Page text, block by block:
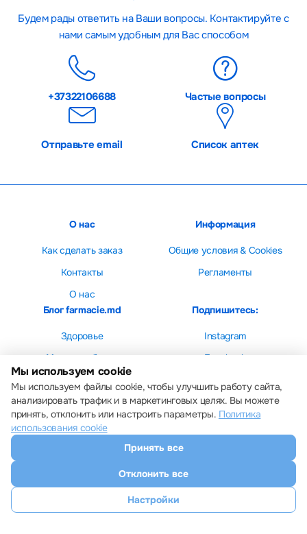
Будем рады ответить на Ваши вопросы. Контактируйте с
нами самым удобным для Вас способом
+37322106688 Частые вопросы
Отправьте email Список аптек
О нас
Как сделать заказ
Контакты
О нас
Информация
Общие условия & Cookies
Регламенты
Блог farmacie.md
Здоровье
Мама и ребенок
Красота
Подпишитесь:
Instagram
Facebook
Все права защищены © 2013 – 2026 Farmacie.md
Скачайте наше приложение
Настройки cookie
Мы используем cookie
Мы используем файлы cookie, чтобы улучшить работу сайта,
анализировать трафик и в маркетинговых целях. Вы можете
принять, отклонить или настроить параметры. Политика
использования cookie
Принять все
Отклонить все
Настройки